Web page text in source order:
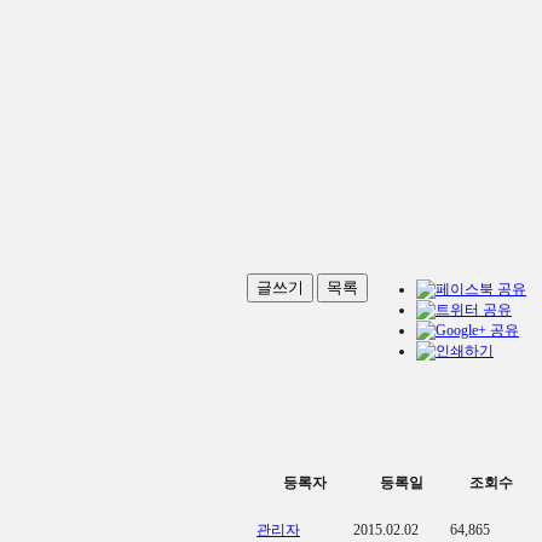
글쓰기 목록
등록자 등록일 조회수
관리자 2015.02.02 64,865